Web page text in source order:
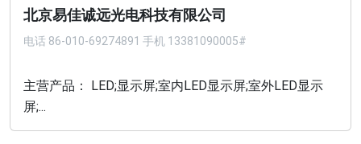
北京易佳诚远光电科技有限公司
电话 86-010-69274891 手机 13381090005#
主营产品： LED;显示屏;室内LED显示屏;室外LED显示
屏;...